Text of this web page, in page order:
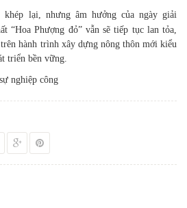
khép lại, nhưng âm hưởng của ngày giải
“Hoa Phượng đỏ” vẫn sẽ tiếp tục lan tỏa,
hành trình xây dựng nông thôn mới kiểu
triển bền vững.
nghiệp công